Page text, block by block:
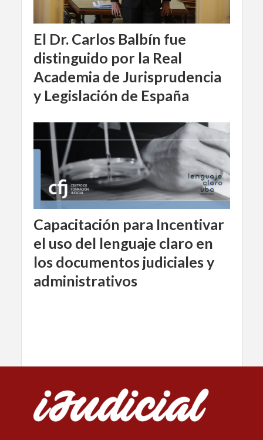
El Dr. Carlos Balbín fue
distinguido por la Real
Academia de Jurisprudencia
y Legislación de España
Capacitación para Incentivar
el uso del lenguaje claro en
los documentos judiciales y
administrativos